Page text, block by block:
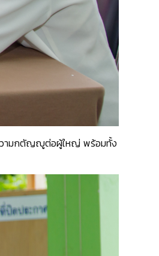
ความกตัญญูต่อผู้ใหญ่ พร้อมทั้ง